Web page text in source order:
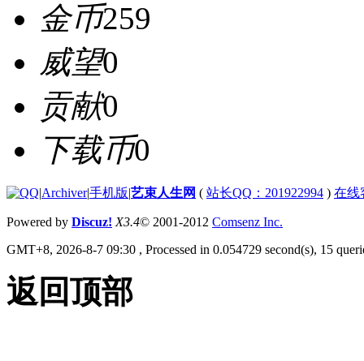
金币259
威望0
贡献0
下载币0
|Archiver|手机版|艺束人生网 ( 站长QQ：201922994 ) 在线
Powered by Discuz! X3.4© 2001-2012 Comsenz Inc.
GMT+8, 2026-8-7 09:30 , Processed in 0.054729 second(s), 15
返回顶部